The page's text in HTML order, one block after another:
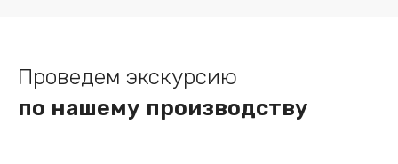
Проведем экскурсию
по нашему производству